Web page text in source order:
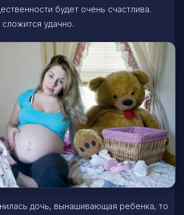
будет очень счастлива.
удачно.
дочь, вынашивающая ребенка, то